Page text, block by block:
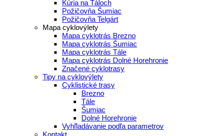
Kúria na Táloch
Požičovňa Šumiac
Požičovňa Telgárt
Mapa cyklovýlety
Mapa cyklotrás Brezno
Mapa cyklotrás Šumiac
Mapa cyklotrás Tále
Mapa cyklotrás Dolné Horehronie
Značené cyklotrasy
Tipy na cyklovýlety
Cyklistické trasy
Brezno
Tále
Šumiac
Dolné Horehronie
Vyhľladávanie podľa parametrov